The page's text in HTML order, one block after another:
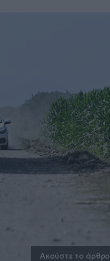
Ακούστε το άρθρο